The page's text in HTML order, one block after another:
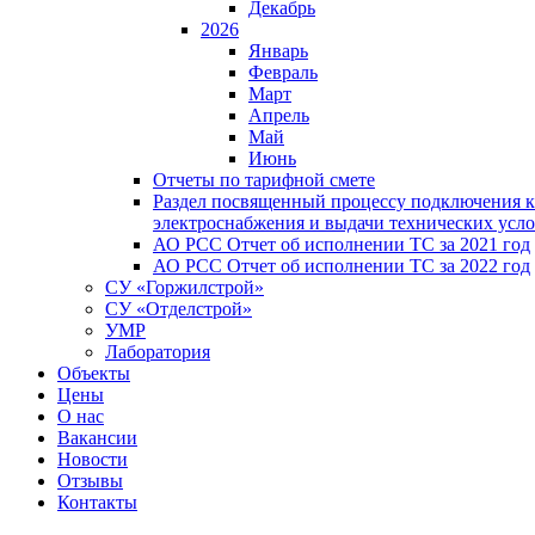
Декабрь
2026
Январь
Февраль
Март
Апрель
Май
Июнь
Отчеты по тарифной смете
Раздел посвященный процессу подключения к
электроснабжения и выдачи технических
АО РСС Отчет об исполнении ТС за 2021 год
АО РСС Отчет об исполнении ТС за 2022 год
СУ «Горжилстрой»
СУ «Отделстрой»
УМР
Лаборатория
Объекты
Цены
О нас
Вакансии
Новости
Отзывы
Контакты